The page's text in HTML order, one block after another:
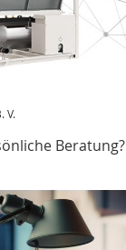
V.
Beratung?